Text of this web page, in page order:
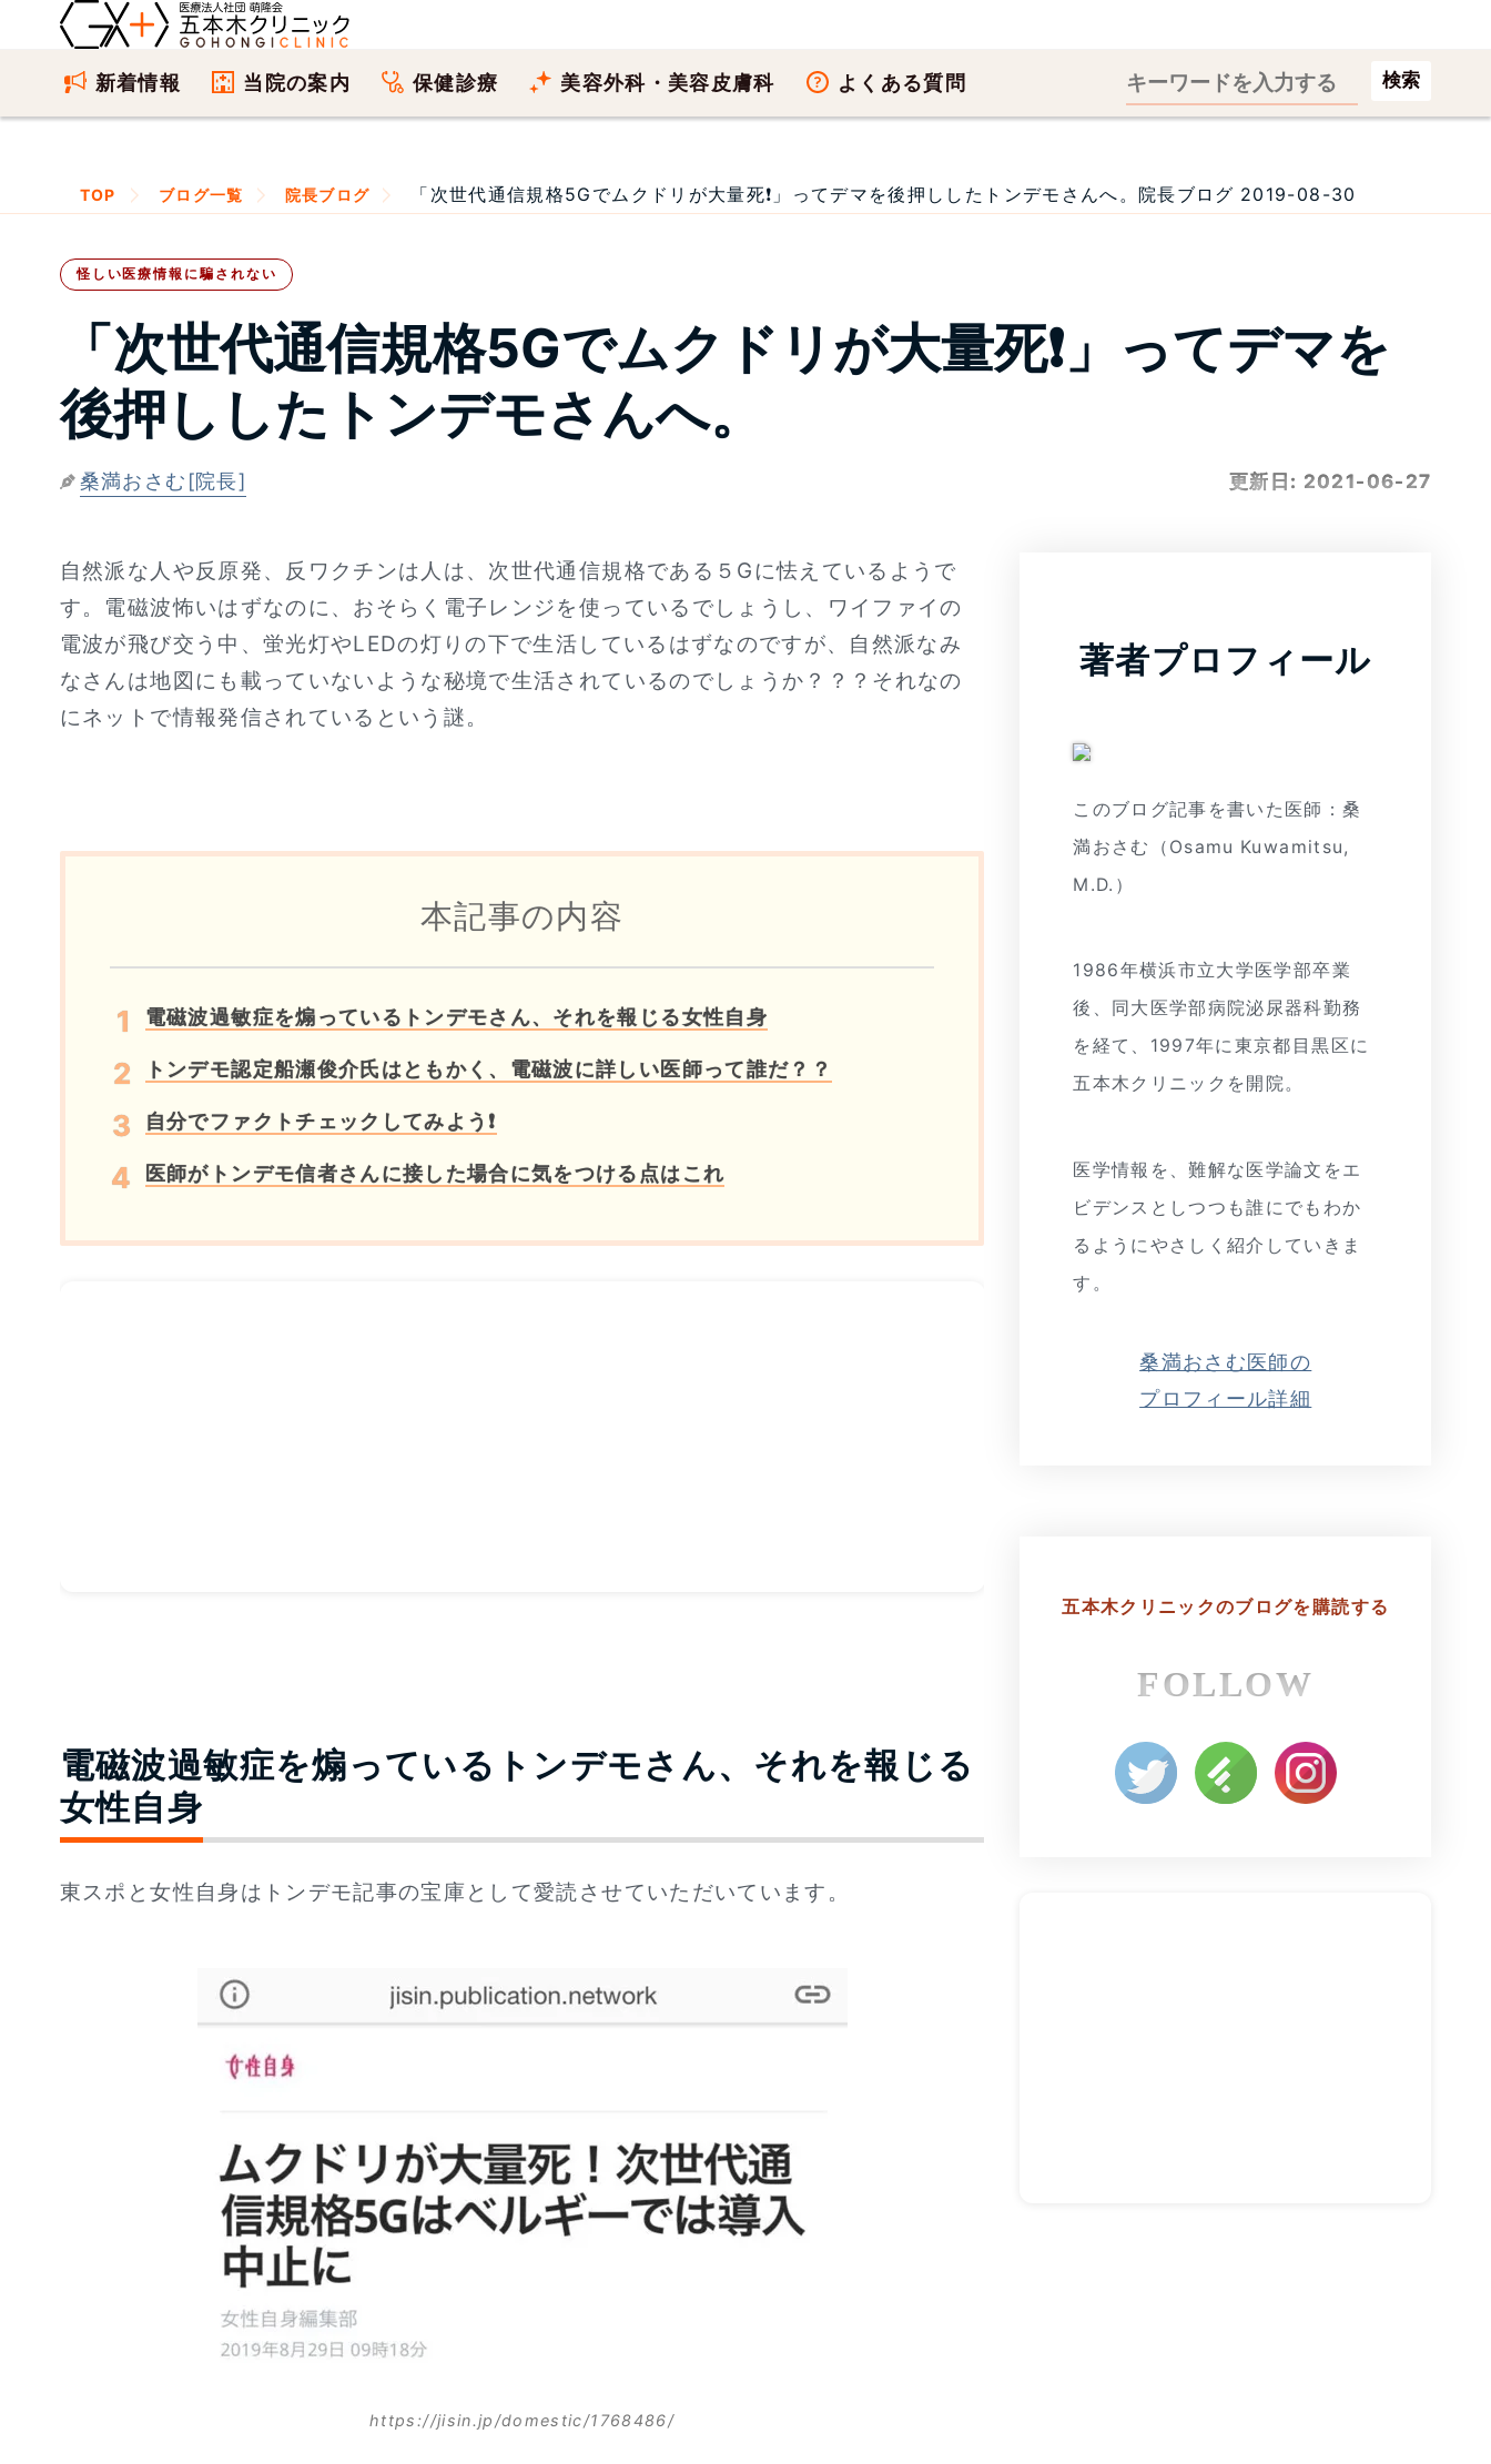
新着情報 当院の案内 保健診療 美容外科・美容皮膚科 よくある質問 検索
TOP ブログ一覧 院長ブログ 「次世代通信規格5Gでムクドリが大量死❗」ってデマを後押ししたトンデモさんへ。院長ブログ 2019-08-30
怪しい医療情報に騙されない
「次世代通信規格5Gでムクドリが大量死❗」ってデマを
後押ししたトンデモさんへ。
桑満おさむ[院長] 更新日: 2021-06-27
自然派な人や反原発、反ワクチンは人は、次世代通信規格である５Gに怯えているようで
す。電磁波怖いはずなのに、おそらく電子レンジを使っているでしょうし、ワイファイの
電波が飛び交う中、蛍光灯やLEDの灯りの下で生活しているはずなのですが、自然派なみ
なさんは地図にも載っていないような秘境で生活されているのでしょうか？？？それなの
にネットで情報発信されているという謎。
本記事の内容
電磁波過敏症を煽っているトンデモさん、それを報じる女性自身
トンデモ認定船瀬俊介氏はともかく、電磁波に詳しい医師って誰だ？？
自分でファクトチェックしてみよう❗
医師がトンデモ信者さんに接した場合に気をつける点はこれ
電磁波過敏症を煽っているトンデモさん、それを報じる
女性自身
東スポと女性自身はトンデモ記事の宝庫として愛読させていただいています。
https://jisin.jp/domestic/1768486/
著者プロフィール
このブログ記事を書いた医師：桑
満おさむ（Osamu Kuwamitsu,
M.D.）
1986年横浜市立大学医学部卒業
後、同大医学部病院泌尿器科勤務
を経て、1997年に東京都目黒区に
五本木クリニックを開院。
医学情報を、難解な医学論文をエ
ビデンスとしつつも誰にでもわか
るようにやさしく紹介していきま
す。
桑満おさむ医師の
プロフィール詳細
五本木クリニックのブログを購読する
FOLLOW